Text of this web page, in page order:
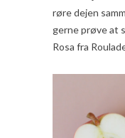
røre dejen
gerne prøve at
Rosa fra